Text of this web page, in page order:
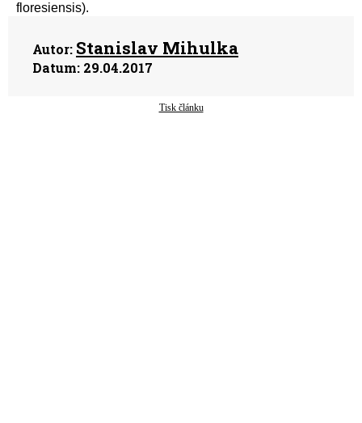
floresiensis).
Autor: Stanislav Mihulka
Datum: 29.04.2017
Tisk článku